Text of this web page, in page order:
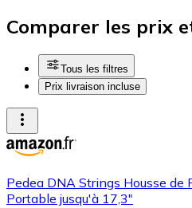
Comparer les prix
Tous les filtres
Prix livraison incluse
Pedea DNA Strings Housse de
Portable jusqu'à 17,3"